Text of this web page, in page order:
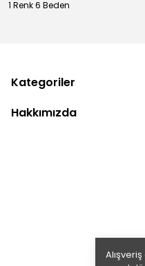
1 Renk 6 Beden
Kategoriler
Hakkımızda